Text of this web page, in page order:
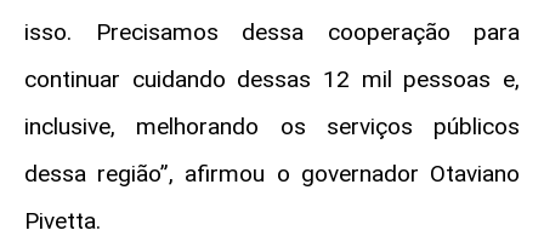
isso. Precisamos dessa cooperação para
continuar cuidando dessas 12 mil pessoas e,
inclusive, melhorando os serviços públicos
dessa região”, afirmou o governador Otaviano
Pivetta.